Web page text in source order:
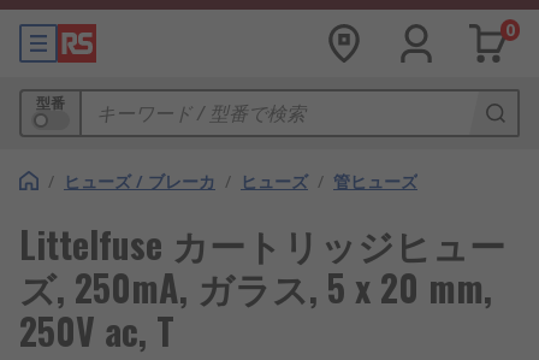
0
型番
/ ヒューズ / ブレーカ / ヒューズ / 管ヒューズ
Littelfuse カートリッジヒュー
ズ, 250mA, ガラス, 5 x 20 mm,
250V ac, T